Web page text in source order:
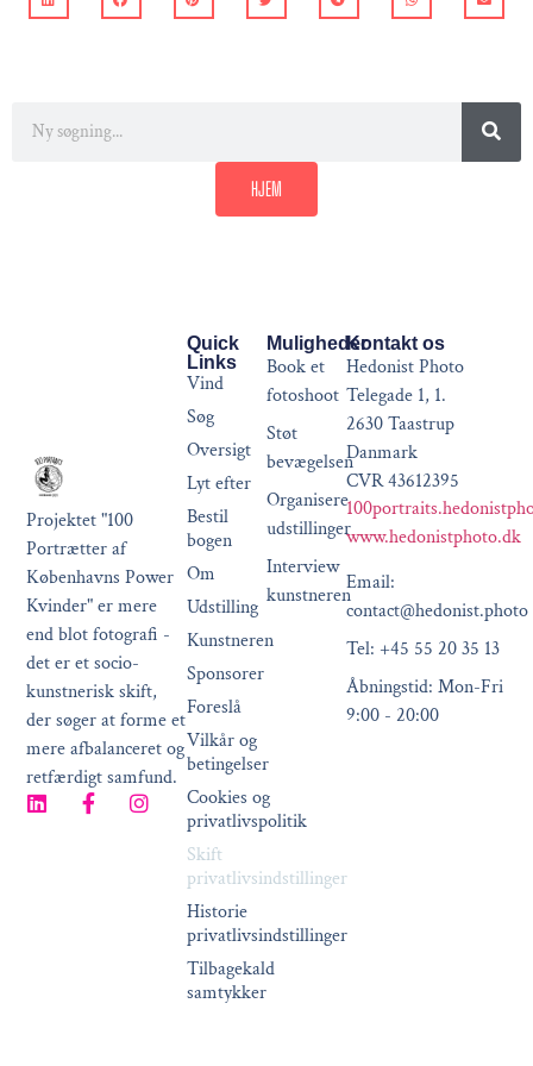
HJEM
Projektet "100
Portrætter af
Københavns Power
Kvinder" er mere
end blot fotografi -
det er et socio-
kunstnerisk skift,
der søger at forme et
mere afbalanceret og
retfærdigt samfund.
Muligheder
Book et
fotoshoot
Støt
bevægelsen
Organisere
udstillinger
Interview
kunstneren
Quick
Links
Vind
Søg
Oversigt
Lyt efter
Bestil
bogen
Om
Udstilling
Kunstneren
Sponsorer
Foreslå
Vilkår og
betingelser
Cookies og
privatlivspolitik
Skift
privatlivsindstillinger
Historie
privatlivsindstillinger
Tilbagekald
samtykker
Kontakt os
Hedonist Photo
Telegade 1, 1.
2630 Taastrup
Danmark
CVR 43612395
www.hedonistphoto.dk
Email:
contact@hedonist.photo
Tel: +45 55 20 35 13
Åbningstid: Mon-Fri
9:00 - 20:00